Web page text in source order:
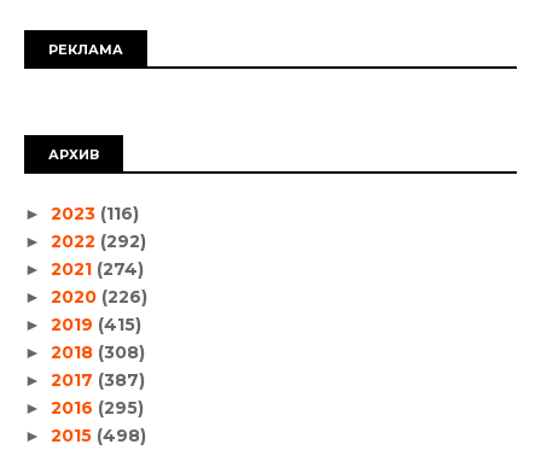
РЕКЛАМА
АРХИВ
► 2023 (116)
► 2022 (292)
► 2021 (274)
► 2020 (226)
► 2019 (415)
► 2018 (308)
► 2017 (387)
► 2016 (295)
► 2015 (498)